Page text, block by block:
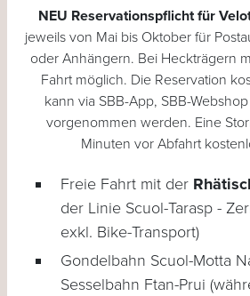
NEU Reservationspflicht für
jeweils von Mai bis Oktober für
oder Anhängern. Bei Heckträgern
Fahrt möglich. Die Reservation
kann via SBB-App, SBB-
vorgenommen werden. Eine
Minuten vor Abfahrt
Freie Fahrt mit der
der Linie Scuol-Tarasp -
exkl. Bike-Transport)
Gondelbahn Scuol-Motta
Sesselbahn Ftan-Prui